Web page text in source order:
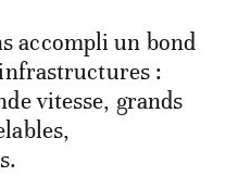
accompli un bond
:
vitesse, grands